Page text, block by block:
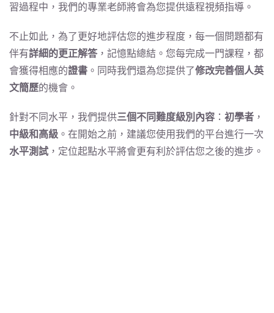
習過程中，我們的專業老師將會為您提供遠程視頻指導。
不止如此，為了更好地評估您的進步程度，每一個問題都有
伴有詳細的更正解答，記憶點總結。您每完成一門課程，都
會獲得相應的證書 。同時我們還為您提供了修改完善個人英
文簡歷的機會。
針對不同水平，我們提供三個不同難度級別內容 ： 初學者 ，
中級和高級 。在開始之前，建議您使用我們的平台進行一次
水平測試 ，定位起點水平將會更有利於評估您之後的進步。